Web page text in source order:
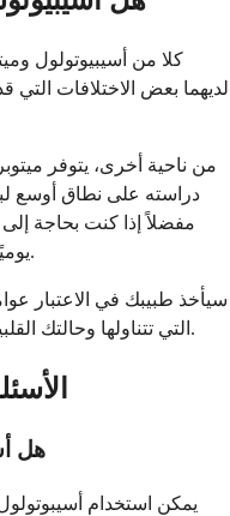
كلا من أسيبيوتولول
لديهما بعض الاختلافات التي
من ناحية أخرى، يتوفر
دراسته على نطاق أوسع
مفضلاً إذا كنت بحاجة
يوميًا أو إذا كنت تعاني من حالات قلبية معينة.
سيأخذ طبيبك في الاعتبار
التي تتناولها وحالتك القلبية المحددة عند الاختيار بين هذه الخيارات.
هل
يمكن استخدام